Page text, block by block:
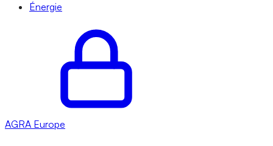
Énergie
AGRA Europe